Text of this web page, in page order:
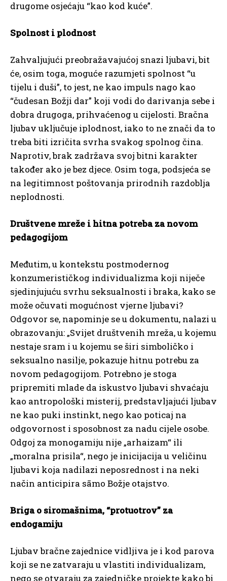
drugome osjećaju “kao kod kuće”.
Spolnost i plodnost
Zahvaljujući preobražavajućoj snazi ljubavi, bit
će, osim toga, moguće razumjeti spolnost “u
tijelu i duši”, to jest, ne kao impuls nago kao
“čudesan Božji dar” koji vodi do darivanja sebe i
dobra drugoga, prihvaćenog u cijelosti. Bračna
ljubav uključuje iplodnost, iako to ne znači da to
treba biti izričita svrha svakog spolnog čina.
Naprotiv, brak zadržava svoj bitni karakter
također ako je bez djece. Osim toga, podsjeća se
na legitimnost poštovanja prirodnih razdoblja
neplodnosti.
Društvene mreže i hitna potreba za novom
pedagogijom
Međutim, u kontekstu postmodernog
konzumerističkog individualizma koji niječe
sjedinjujuću svrhu seksualnosti i braka, kako se
može očuvati mogućnost vjerne ljubavi?
Odgovor se, napominje se u dokumentu, nalazi u
obrazovanju: „Svijet društvenih mreža, u kojemu
nestaje sram i u kojemu se širi simboličko i
seksualno nasilje, pokazuje hitnu potrebu za
novom pedagogijom. Potrebno je stoga
pripremiti mlade da iskustvo ljubavi shvaćaju
kao antropološki misterij, predstavljajući ljubav
ne kao puki instinkt, nego kao poticaj na
odgovornost i sposobnost za nadu cijele osobe.
Odgoj za monogamiju nije „arhaizam“ ili
„moralna prisila“, nego je inicijacija u veličinu
ljubavi koja nadilazi neposrednost i na neki
način anticipira sāmo Božje otajstvo.
Briga o siromašnima, “protuotrov” za
endogamiju
Ljubav bračne zajednice vidljiva je i kod parova
koji se ne zatvaraju u vlastiti individualizam,
nego se otvaraju za zajedničke projekte kako bi